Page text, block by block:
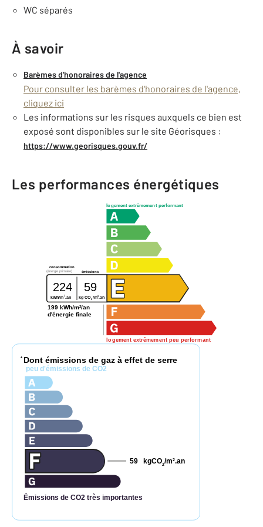
WC séparés
À savoir
Barèmes d'honoraires de l'agence
Pour consulter les barèmes d'honoraires de l'agence,
cliquez ici
Les informations sur les risques auxquels ce bien est
exposé sont disponibles sur le site Géorisques :
https://www.georisques.gouv.fr/
Les performances énergétiques
logement extrêmement performant
logement extrêmement peu performant
consommation
émissions
(énergie primaire)
224 59
kWh/m2.an kg CO2/m2 .an
199 kWh/m²/an
d'énergie finale
* Dont émissions de gaz à effet de serre
peu d'émissions de CO2
Émissions de CO2 très importantes
kgCO2/m2.an
59